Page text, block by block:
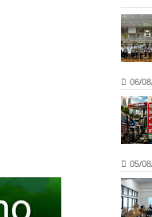
06/
05/